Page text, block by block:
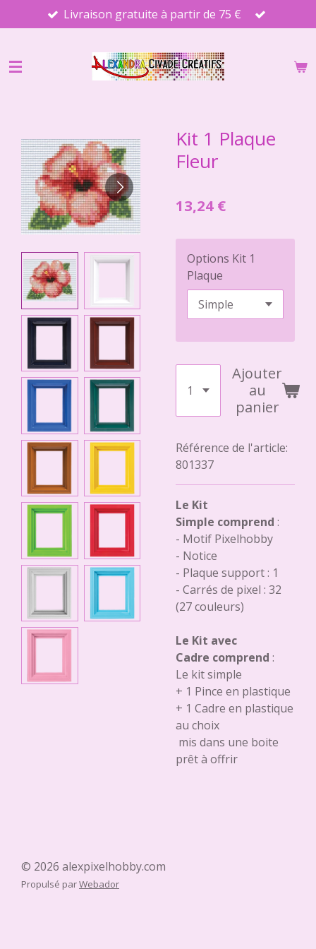
au
principal
Livraison gratuite à partir de 75 €
Kit 1 Plaque
Fleur
13,24 €
Options Kit 1
Plaque
Ajouter
au
panier
Référence de l'article:
801337
Le Kit
Simple comprend :
- Motif Pixelhobby
- Notice
- Plaque support : 1
- Carrés de pixel : 32
(27 couleurs)
Le Kit avec
Cadre comprend :
Le kit simple
+ 1 Pince en plastique
+ 1 Cadre en plastique
au choix
mis dans une boite
prêt à offrir
© 2026 alexpixelhobby.com
Propulsé parWebador